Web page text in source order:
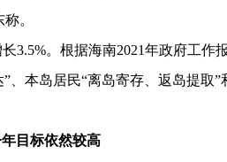
。
3.5%。根据海南2021年政府工作
本岛居民“离岛寄存、返岛提取”
目标依然较高